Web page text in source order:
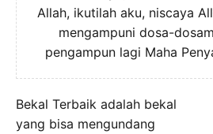
Allah, ikutilah aku, niscaya
mengampuni dosa-
pengampun lagi Maha
Bekal Terbaik adalah bekal
yang bisa mengundang